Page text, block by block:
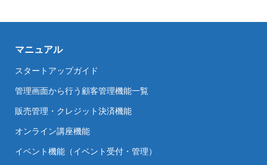
マニュアル
スタートアップガイド
管理画面から行う顧客管理機能一覧
販売管理・クレジット決済機能
オンライン講座機能
イベント機能（イベント受付・管理）